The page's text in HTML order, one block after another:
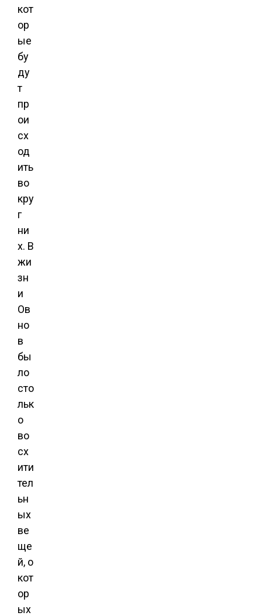
кот
ор
ые
бу
ду
т
пр
ои
сх
од
ить
во
кру
г
ни
х. В
жи
зн
и
Ов
но
в
бы
ло
сто
льк
о
во
сх
ити
тел
ьн
ых
ве
ще
й, о
кот
ор
ых